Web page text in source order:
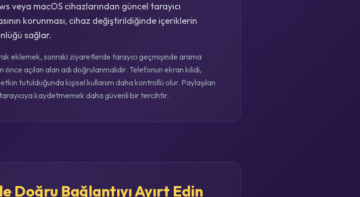
veya macOS cihazlarından güncel tarayıcı
korunması, cihaz değiştirildiğinde içeriklerin
sağlar.
eklemek, sonraki ziyaretlerde tarayıcı geçmişinde arama
açılan alan adı doğrulanmalıdır. Telefonun ekran kilidi,
tutulduğunda kişisel kullanım daha kontrollü olur. Paylaşılan
kaydetmemek daha güvenli bir tercihtir.
Doğru Bağlantıyı Ayırt Edin